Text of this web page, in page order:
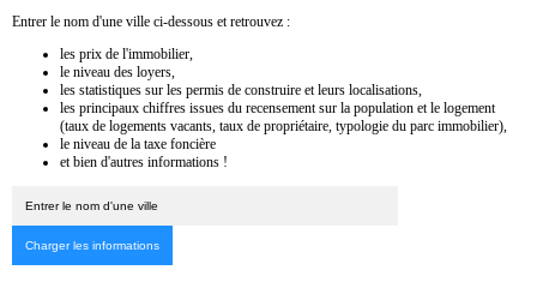
Entrer le nom d'une ville ci-dessous et retrouvez :
les prix de l'immobilier,
le niveau des loyers,
les statistiques sur les permis de construire et leurs localisations,
les principaux chiffres issues du recensement sur la population et le logement
(taux de logements vacants, taux de propriétaire, typologie du parc immobilier),
le niveau de la taxe foncière
et bien d'autres informations !